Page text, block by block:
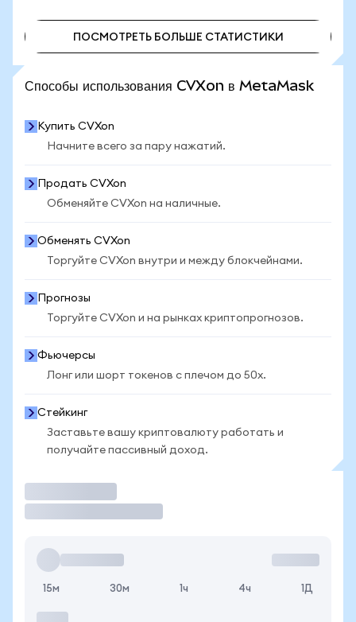
ПОСМОТРЕТЬ БОЛЬШЕ СТАТИСТИКИ
Способы использования CVXon в MetaMask
Купить CVXon
Начните всего за пару нажатий.
Продать CVXon
Обменяйте CVXon на наличные.
Обменять CVXon
Торгуйте CVXon внутри и между блокчейнами.
Прогнозы
Торгуйте CVXon и на рынках криптопрогнозов.
Фьючерсы
Лонг или шорт токенов с плечом до 50x.
Стейкинг
Заставьте вашу криптовалюту работать и
получайте пассивный доход.
15м 30м 1ч 4ч 1Д